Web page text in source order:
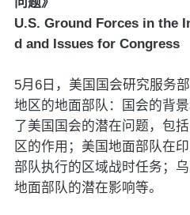
U.S. Ground Forces in the
d and Issues for Congress
5月6日，美国国会研究服务
地区的地面部队：国会的背
了美国国会的潜在问题，包
区的作用；美国地面部队在
部队执行的区域战时任务；
地面部队的潜在影响等。